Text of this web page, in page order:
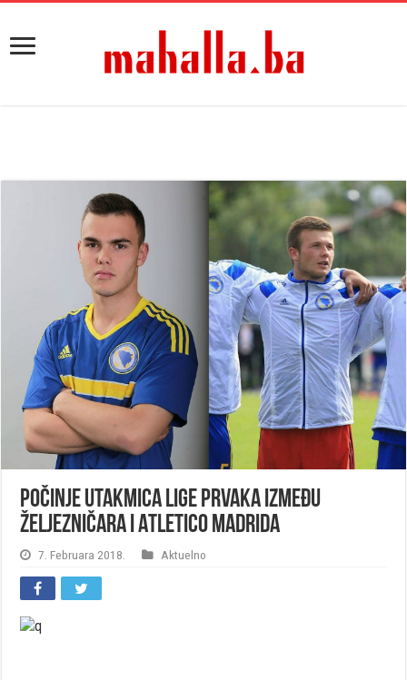
Počinje utakmica Lige prvaka između
Željezničara i Atletico Madrida
7. Februara 2018. Aktuelno